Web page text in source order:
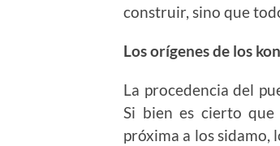
construir, sino que
Los orígenes de los
La procedencia del
Si bien es cierto que
próxima a los sidamo,